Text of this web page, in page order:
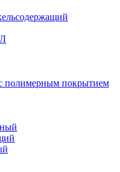
полимерным покрытием